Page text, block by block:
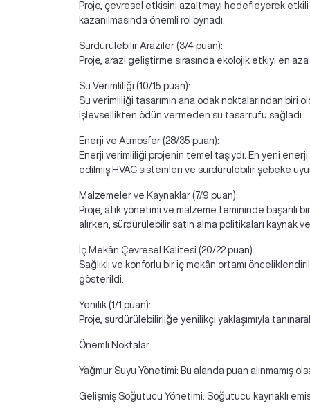
Proje, çevresel etkisini azaltmayı hedefleyerek
kazanılmasında önemli rol oynadı.
Sürdürülebilir Araziler (3/4 puan):
Proje, arazi geliştirme sırasında ekolojik etkiyi en
Su Verimliliği (10/15 puan):
Su verimliliği tasarımın ana odak noktalarından biri
işlevsellikten ödün vermeden su tasarrufu sağladı.
Enerji ve Atmosfer (28/35 puan):
Enerji verimliliği projenin temel taşıydı. En yeni
edilmiş HVAC sistemleri ve sürdürülebilir şebeke
Malzemeler ve Kaynaklar (7/9 puan):
Proje, atık yönetimi ve malzeme temininde
alırken, sürdürülebilir satın alma politikaları kaynak
İç Mekân Çevresel Kalitesi (20/22 puan):
Sağlıklı ve konforlu bir iç mekân ortamı
gösterildi.
Yenilik (1/1 puan):
Proje, sürdürülebilirliğe yenilikçi yaklaşımıyla
Önemli Noktalar
Yağmur Suyu Yönetimi: Bu alanda puan
Gelişmiş Soğutucu Yönetimi: Soğutucu kaynaklı